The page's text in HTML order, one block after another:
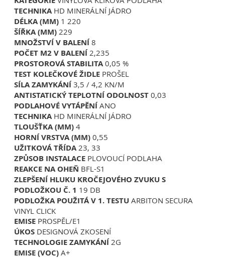
TECHNIKAHD MINERÁLNÍ JÁDRO
DÉLKA (MM) 1 220
ŠÍŘKA (MM) 229
MNOŽSTVÍ V BALENÍ8
POČET M2 V BALENÍ2,235
PROSTOROVÁ STABILITA0,05 %
TEST KOLEČKOVÉ ŽIDLE PROŠEL
SÍLA ZAMYKÁNÍ3,5 / 4,2 KN/M
ANTISTATICKÝ TEPLOTNÍ ODOLNOST 0,03
PODLAHOVÉ VYTÁPĚNÍANO
TECHNIKAHD MINERÁLNÍ JÁDRO
TLOUŠŤKA (MM) 4
HORNÍ VRSTVA (MM) 0,55
UŽITKOVÁ TŘÍDA23, 33
ZPŮSOB INSTALACE PLOVOUCÍ PODLAHA
REAKCE NA OHEŇ BFL-S1
ZLEPŠENÍ HLUKU KROČEJOVÉHO ZVUKU S
PODLOŽKOU Č. 1 19 DB
PODLOŽKA POUŽITÁ V 1. TESTU ARBITON SECURA
VINYL CLICK
EMISE PROSPĚL/E1
ÚKOS DESIGNOVÁ ZKOSENÍ
TECHNOLOGIE ZAMYKÁNÍ2G
EMISE (VOC) A+